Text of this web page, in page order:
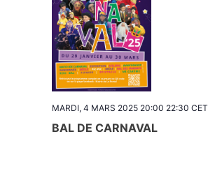
BAL DE CARNAVAL
MARDI, 4 MARS 2025 20:00 22:30 CET